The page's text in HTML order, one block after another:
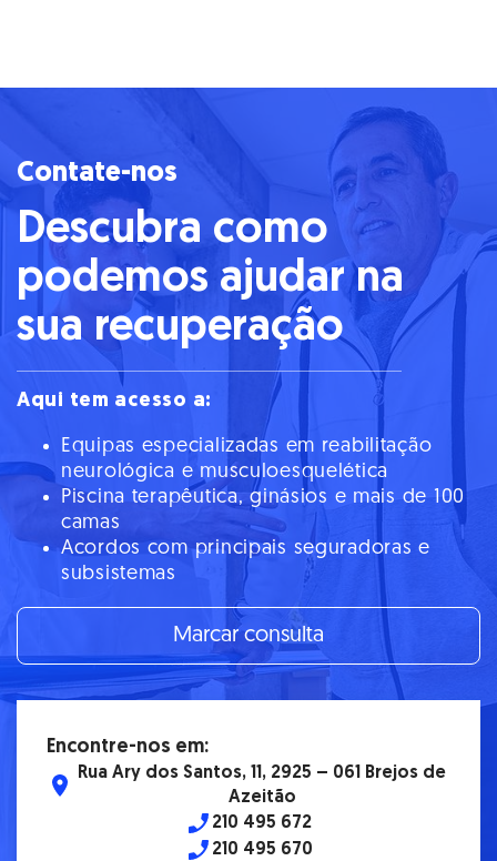
Contate-nos
Descubra como
podemos ajudar na
sua recuperação
Aqui tem acesso a:
Equipas especializadas em reabilitação
neurológica e musculoesquelética
Piscina terapêutica, ginásios e mais de 100
camas
Acordos com principais seguradoras e
subsistemas
Marcar consulta
Encontre-nos em:
Rua Ary dos Santos, 11, 2925 – 061 Brejos de
Azeitão
210 495 672
210 495 670